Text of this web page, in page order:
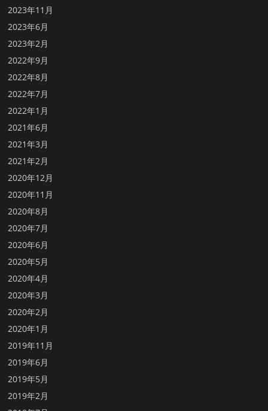
2023年11月
2023年6月
2023年2月
2022年9月
2022年8月
2022年7月
2022年1月
2021年6月
2021年3月
2021年2月
2020年12月
2020年11月
2020年8月
2020年7月
2020年6月
2020年5月
2020年4月
2020年3月
2020年2月
2020年1月
2019年11月
2019年6月
2019年5月
2019年2月